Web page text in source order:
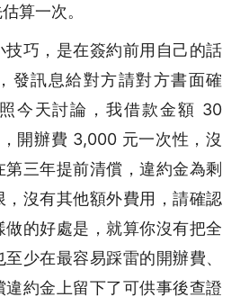
算一次。
技巧，是在簽約前用自己的話
發訊息給對方請對方書面確
今天討論，我借款金額 30
開辦費 3,000 元一次性，沒
三年提前清償，違約金為剩
沒有其他額外費用，請確認
做的好處是，就算你沒有把全
少在最容易踩雷的開辦費、
約金上留下了可供事後查證